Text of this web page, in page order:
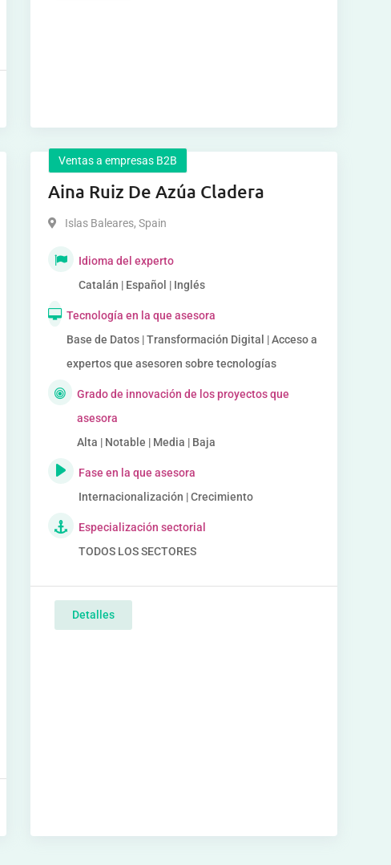
Ventas a empresas B2B
Aina Ruiz De Azúa Cladera
Islas Baleares, Spain
Idioma del experto
Catalán | Español | Inglés
Tecnología en la que asesora
Base de Datos | Transformación Digital | Acceso a
expertos que asesoren sobre tecnologías
Grado de innovación de los proyectos que
asesora
Alta | Notable | Media | Baja
Fase en la que asesora
Internacionalización | Crecimiento
Especialización sectorial
TODOS LOS SECTORES
Detalles